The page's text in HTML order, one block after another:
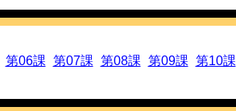
第06課 第07課 第08課 第09課 第10課